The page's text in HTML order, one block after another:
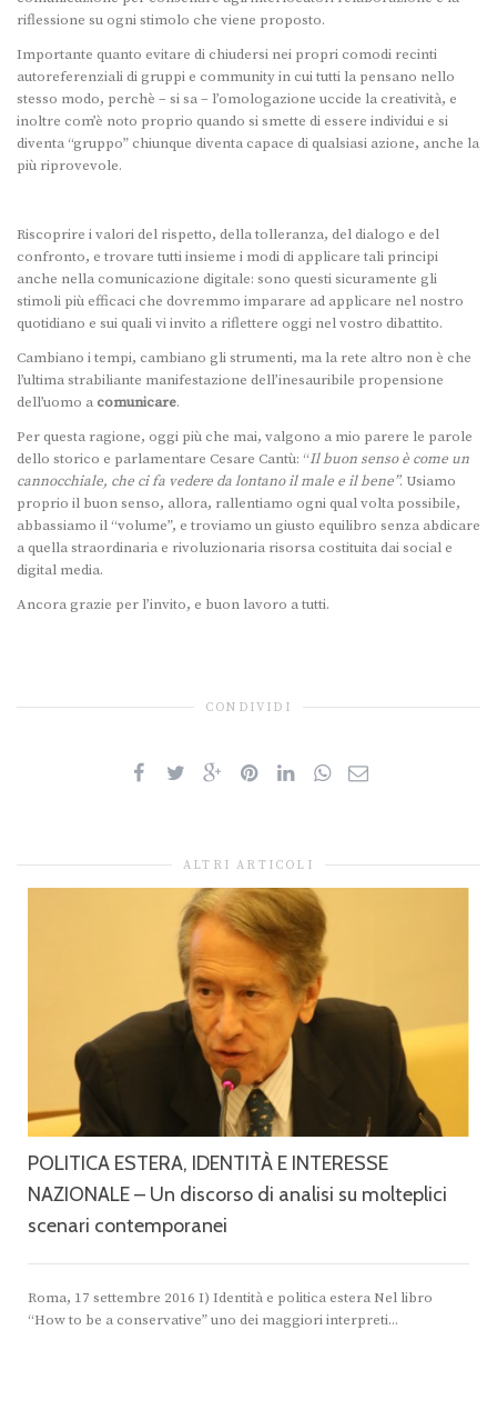
riflessione su ogni stimolo che viene proposto.
Importante quanto evitare di chiudersi nei propri comodi recinti
autoreferenziali di gruppi e community in cui tutti la pensano nello
stesso modo, perchè – si sa – l’omologazione uccide la creatività, e
inoltre com’è noto proprio quando si smette di essere individui e si
diventa “gruppo” chiunque diventa capace di qualsiasi azione, anche la
più riprovevole.
Riscoprire i valori del rispetto, della tolleranza, del dialogo e del
confronto, e trovare tutti insieme i modi di applicare tali principi
anche nella comunicazione digitale: sono questi sicuramente gli
stimoli più efficaci che dovremmo imparare ad applicare nel nostro
quotidiano e sui quali vi invito a riflettere oggi nel vostro dibattito.
Cambiano i tempi, cambiano gli strumenti, ma la rete altro non è che
l’ultima strabiliante manifestazione dell’inesauribile propensione
dell’uomo a comunicare.
Per questa ragione, oggi più che mai, valgono a mio parere le parole
dello storico e parlamentare Cesare Cantù: “Il buon senso è come un
cannocchiale, che ci fa vedere da lontano il male e il bene”. Usiamo
proprio il buon senso, allora, rallentiamo ogni qual volta possibile,
abbassiamo il “volume”, e troviamo un giusto equilibro senza abdicare
a quella straordinaria e rivoluzionaria risorsa costituita dai social e
digital media.
Ancora grazie per l’invito, e buon lavoro a tutti.
CONDIVIDI
ALTRI ARTICOLI
POLITICA ESTERA, IDENTITÀ E INTERESSE
NAZIONALE – Un discorso di analisi su molteplici
scenari contemporanei
Roma, 17 settembre 2016 I) Identità e politica estera Nel libro
“How to be a conservative” uno dei maggiori interpreti...